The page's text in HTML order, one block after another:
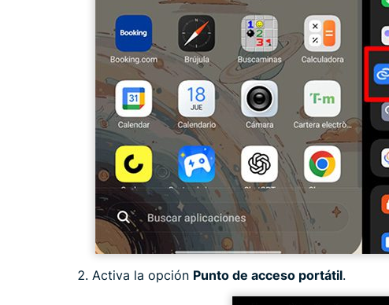
Activa la opción Punto de acceso portátil.